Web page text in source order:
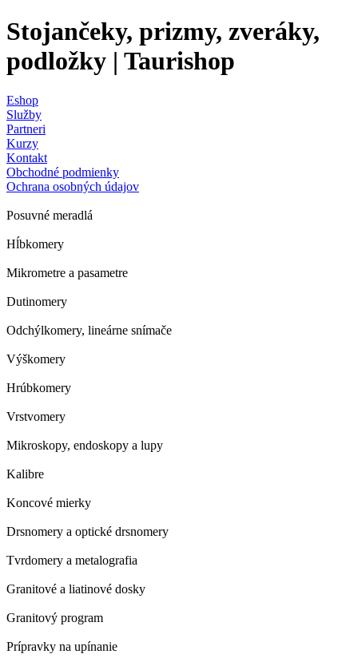
Stojančeky, prizmy, zveráky,
podložky | Taurishop
Eshop
Služby
Partneri
Kurzy
Kontakt
Obchodné podmienky
Ochrana osobných údajov
Posuvné meradlá
Hĺbkomery
Mikrometre a pasametre
Dutinomery
Odchýlkomery, lineárne snímače
Výškomery
Hrúbkomery
Vrstvomery
Mikroskopy, endoskopy a lupy
Kalibre
Koncové mierky
Drsnomery a optické drsnomery
Tvrdomery a metalografia
Granitové a liatinové dosky
Granitový program
Prípravky na upínanie